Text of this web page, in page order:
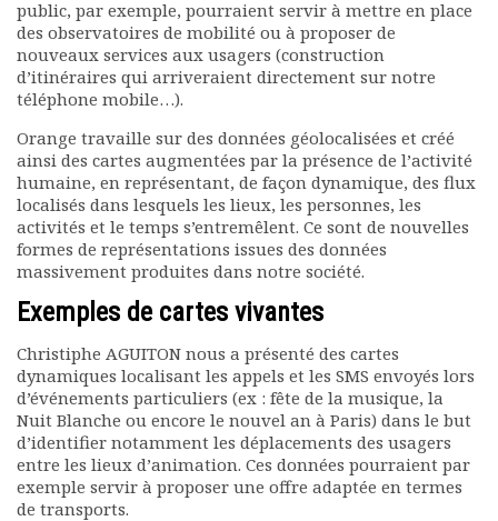
public, par exemple, pourraient servir à mettre en place
des observatoires de mobilité ou à proposer de
nouveaux services aux usagers (construction
d’itinéraires qui arriveraient directement sur notre
téléphone mobile…).
Orange travaille sur des données géolocalisées et créé
ainsi des cartes augmentées par la présence de l’activité
humaine, en représentant, de façon dynamique, des flux
localisés dans lesquels les lieux, les personnes, les
activités et le temps s’entremêlent. Ce sont de nouvelles
formes de représentations issues des données
massivement produites dans notre société.
Exemples de cartes vivantes
Christiphe AGUITON nous a présenté des cartes
dynamiques localisant les appels et les SMS envoyés lors
d’événements particuliers (ex : fête de la musique, la
Nuit Blanche ou encore le nouvel an à Paris) dans le but
d’identifier notamment les déplacements des usagers
entre les lieux d’animation. Ces données pourraient par
exemple servir à proposer une offre adaptée en termes
de transports.